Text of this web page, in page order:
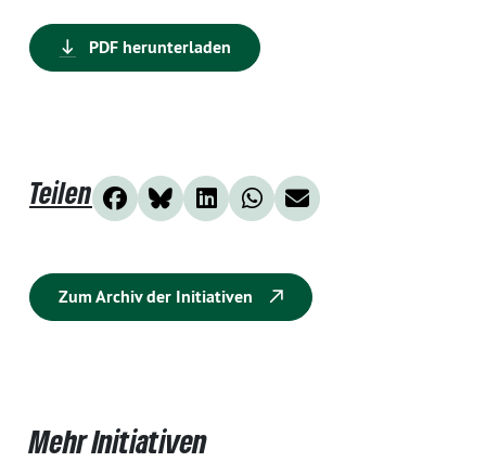
PDF herunterladen
Teilen
Zum Archiv der Initiativen
Mehr Initiativen